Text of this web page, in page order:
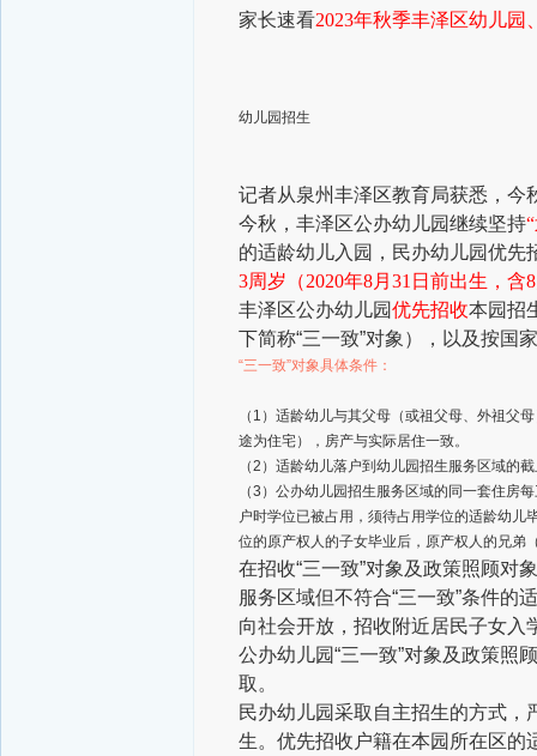
家长速看2023年秋季丰泽区幼儿园
幼儿园招生
记者从泉州丰泽区教育局获悉，今
今秋，丰泽区公办幼儿园继续坚持
的适龄幼儿入园，民办幼儿园优先
3周岁（2020年8月31日前出生，含
丰泽区公办幼儿园优先招收本园招
下简称“三一致”对象），以及按国
“三一致”对象具体条件：
（1）适龄幼儿与其父母（或祖父母、外祖父
途为住宅），房产与实际居住一致。
（2）适龄幼儿落户到幼儿园招生服务区域的
（3）公办幼儿园招生服务区域的同一套住房
户时学位已被占用，须待占用学位的适龄幼
位的原产权人的子女毕业后，原产权人的兄弟
在招收“三一致”对象及政策照顾对
服务区域但不符合“三一致”条件的
向社会开放，招收附近居民子女入
公办幼儿园“三一致”对象及政策照
取。
民办幼儿园采取自主招生的方式
生。优先招收户籍在本园所在区的